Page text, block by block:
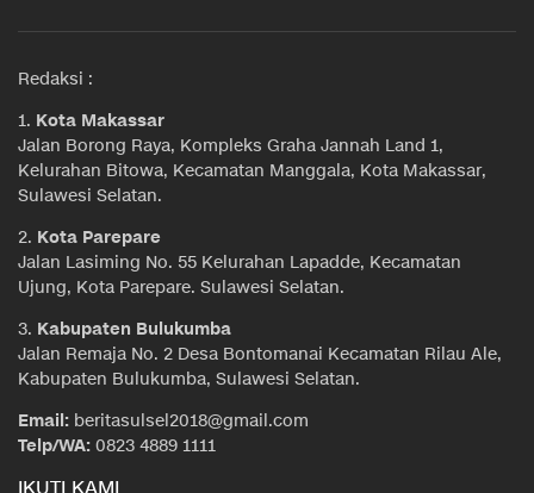
Redaksi :
1. Kota Makassar
Jalan Borong Raya, Kompleks Graha Jannah Land 1,
Kelurahan Bitowa, Kecamatan Manggala, Kota Makassar,
Sulawesi Selatan.
2. Kota Parepare
Jalan Lasiming No. 55 Kelurahan Lapadde, Kecamatan
Ujung, Kota Parepare. Sulawesi Selatan.
3. Kabupaten Bulukumba
Jalan Remaja No. 2 Desa Bontomanai Kecamatan Rilau Ale,
Kabupaten Bulukumba, Sulawesi Selatan.
Email: beritasulsel2018@gmail.com
Telp/WA: 0823 4889 1111